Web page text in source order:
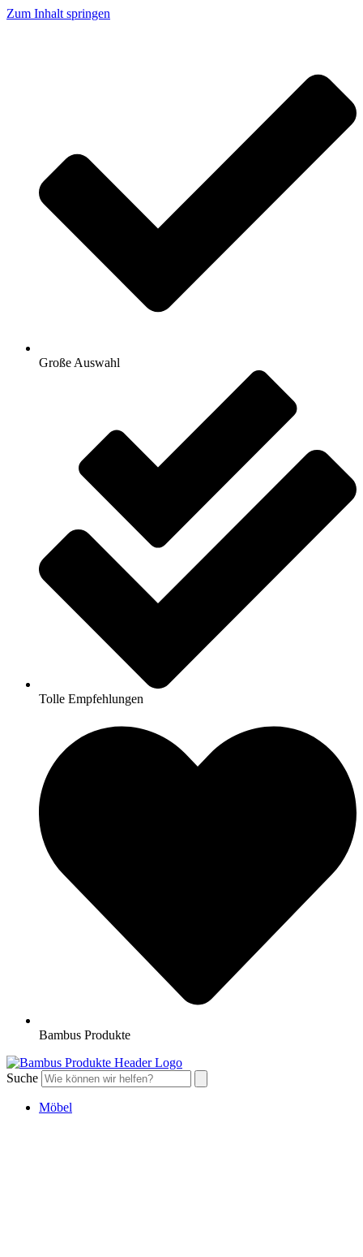
Zum Inhalt springen
Große Auswahl
Tolle Empfehlungen
Bambus Produkte
Suche
Möbel